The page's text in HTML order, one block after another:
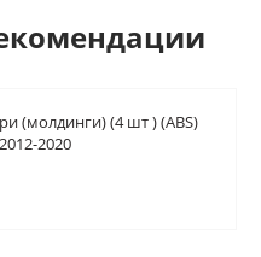
(молдинги) (4 шт ) (ABS)
2020